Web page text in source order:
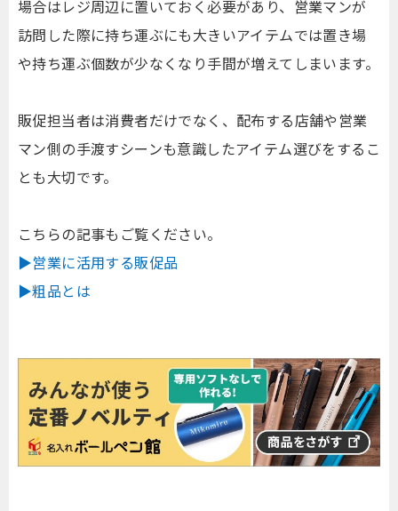
場合はレジ周辺に置いておく必要があり、営業マンが
訪問した際に持ち運ぶにも大きいアイテムでは置き場
や持ち運ぶ個数が少なくなり手間が増えてしまいます。
販促担当者は消費者だけでなく、配布する店舗や営業
マン側の手渡すシーンも意識したアイテム選びをするこ
とも大切です。
こちらの記事もご覧ください。
▶営業に活用する販促品
▶粗品とは